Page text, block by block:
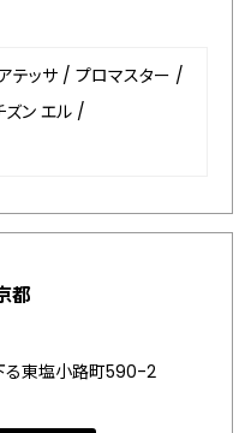
テッサ / プロマスター /
ズン エル /
都
る東塩小路町590-2